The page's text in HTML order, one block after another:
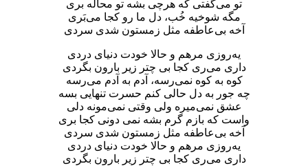
تو می‌گفتی که هرچی بشه تو محاله بری
مگه شوخیه خُب، دل ما رو کجا می‌بَری
آخه بی‌عاطفه مثل زمستون شدی سردی
یه‌روزی مرهم و حالا خودت دنیای دردی
داری می‌ری ‌کجا بی چتر زیر بارون بگردی
کوه به کوه نمی‌رسه، آدم به آدم می‌رسه
چه جور به دل حالی کنم حسرت تنهایی بسه
عشق نمی‌میره ولی وقتی نمی‌مونه دلی
واست که بازم گرم بشه نمی دونی کجا بری
آخه بی‌عاطفه مثل زمستون شدی سردی
یه‌روزی مرهم و حالا خودت دنیای دردی
داری می‌ری ‌کجا بی چتر زیر بارون بگردی